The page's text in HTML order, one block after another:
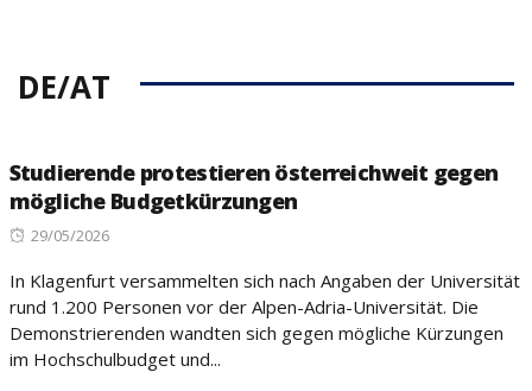
DE/AT
Studierende protestieren österreichweit gegen
mögliche Budgetkürzungen
Posted
29/05/2026
In Klagenfurt versammelten sich nach Angaben der Universität
rund 1.200 Personen vor der Alpen-Adria-Universität. Die
Demonstrierenden wandten sich gegen mögliche Kürzungen
im Hochschulbudget und...